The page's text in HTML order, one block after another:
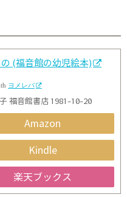
(福音館の幼児絵本)
ヨメレバ
福音館書店 1981-10-20
Amazon
Kindle
楽天ブックス